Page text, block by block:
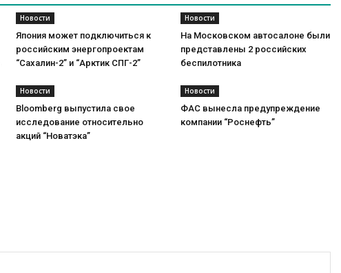
Новости
Япония может подключиться к
российским энергопроектам
“Сахалин-2” и “Арктик СПГ-2”
Новости
На Московском автосалоне были
представлены 2 российских
беспилотника
Новости
Bloomberg выпустила свое
исследование относительно
акций “Новатэка”
Новости
ФАС вынесла предупреждение
компании “Роснефть”